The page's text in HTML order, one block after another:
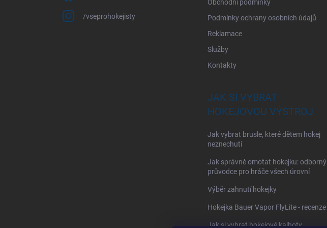
/vseprohokejisty
Obchodní podmínky
Podmínky ochrany osobních údajů
Reklamace
Služby
Kontakty
JAK SI VYBRAT
HOKEJOVOU VÝSTROJ
Jak vybrat brusle, které dětem hokej
neznechutí
Jak správně omotat hokejku: odborný
průvodce pro hráče všech úrovní
Výběr zahnutí hokejky
Hokejka Bauer Vapor FlyLite - recenze
Jak si vybrat hokejové kalhoty